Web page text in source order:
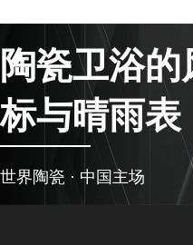
风口
【陶小陶早报
31日 星期五
二季度出口额
陶瓷卫浴的
标与晴雨表
世界陶瓷 · 中国主场